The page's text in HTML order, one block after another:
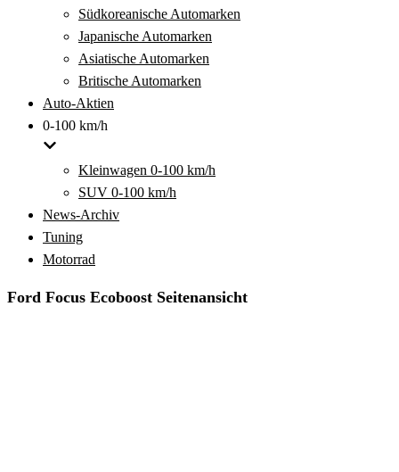
Südkoreanische Automarken
Japanische Automarken
Asiatische Automarken
Britische Automarken
Auto-Aktien
0-100 km/h
Kleinwagen 0-100 km/h
SUV 0-100 km/h
News-Archiv
Tuning
Motorrad
Ford Focus Ecoboost Seitenansicht